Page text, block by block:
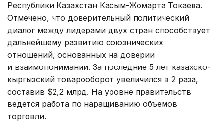
Республики Казахстан Касым-Жомарта Токаева.
Отмечено, что доверительный политический
диалог между лидерами двух стран способствует
дальнейшему развитию союзнических
отношений, основанных на доверии
и взаимопонимании. За последние 5 лет казахско-
кыргызский товарооборот увеличился в 2 раза,
составив $2,2 млрд. На уровне правительств
ведется работа по наращиванию объемов
торговли.